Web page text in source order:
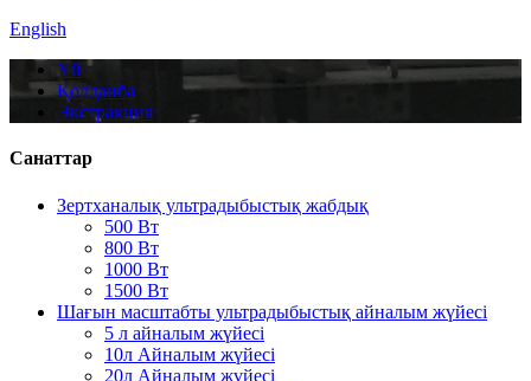
English
Үй
Қолданба
Экстракция
Санаттар
Зертханалық ультрадыбыстық жабдық
500 Вт
800 Вт
1000 Вт
1500 Вт
Шағын масштабты ультрадыбыстық айналым жүйесі
5 л айналым жүйесі
10л Айналым жүйесі
20л Айналым жүйесі